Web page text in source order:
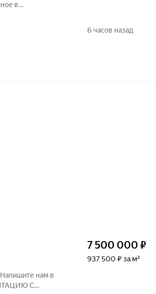
в
Сухаревская
6 часов назад
нам в
С
7 500 000 ₽
937 500 ₽ за м²